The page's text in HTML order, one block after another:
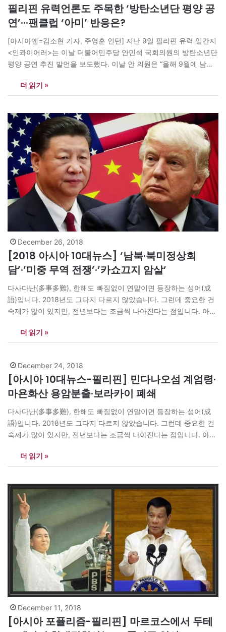
필리핀 유력언론도 주목한 ‘방탄소년단 평양 공
연’···팬클럽 ‘아미’ 반응은?
[아시아엔=김소현 기자, 주영훈 인턴] 지난 9일 필리핀 유력 일간지
<인콰이어러>는 이날 더불어민주당 안민석 국회의원의 방탄소년단
평양 공연 추진 발언을 보도했다. 이날 안 의원은 “올해 9월에 남북
탄소년단이 출연하는 콘서트를 추진하고 있다”고 밝혔다. 그는 이어
“콘서트 전에 5.1 경기장 리모델링을 마쳤으면 한다”고 말했다. 국
더 읽기 »
December 26, 2018
[2018 아시아 10대뉴스] ‘남북·북미정상회
담’·’미중 무역 전쟁’·’카쇼끄지 암살’
다사다난(多事多難), 한해도 빠짐없이 연말이면 등장하는 성어(成
語)입니다. 2018년도 그다지 다르지 않았습니다. 그런데 중요한 건
숙제가 많이 있지만, 전년보다는 조금씩 나아진다는 점입니다. 아시
‘아시아 10대뉴스’를 선정했습니다. 여러 나라에 있는 아시아기자협
회 회원과 <아시아엔> 필진들이 보내온 자국 주요뉴스 가운데 선별
자>
더 읽기 »
December 24, 2018
[아시아 10대뉴스-필리핀] 민다나오섬 계엄령·
마욘화산 용암분출·보라카이 폐쇄
다사다난(多事多難), 한해도 빠짐없이 연말이면 등장하는 성어(成
語)입니다. 2018년도 그다지 다르지 않았습니다. 그런데 중요한 건
숙제가 많이 있지만, 전년보다는 조금씩 나아진다는 점입니다. 아시
‘아시아 10대뉴스’를 선정했습니다. 여러 나라에 있는 아시아기자협
회 회원과 <아시아엔> 필진들이 보내온 자국 주요뉴스 가운데 선별
자> 국립공원…
더 읽기 »
December 11, 2018
[아시아 포퓰리즘-필리핀] 마르코스에서 두테